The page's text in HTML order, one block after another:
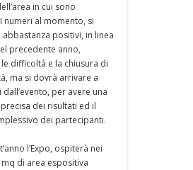
in cui sono
numeri al momento, si
positivi, in linea
precedente anno,
difficoltà e la chiusura di
ma si dovrà arrivare a
per avere una
dei risultati ed il
dei partecipanti.
l’Expo, ospiterà nei
di area espositiva